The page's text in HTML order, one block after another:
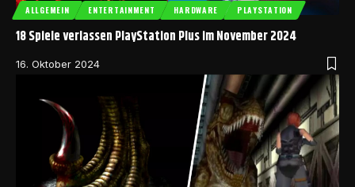
ALLGEMEIN ENTERTAINMENT HARDWARE PLAYSTATION
18 Spiele verlassen PlayStation Plus im November 2024
16. Oktober 2024